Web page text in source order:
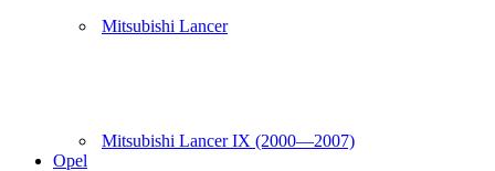
Mitsubishi Lancer
Mitsubishi Lancer IX (2000—2007)
Opel